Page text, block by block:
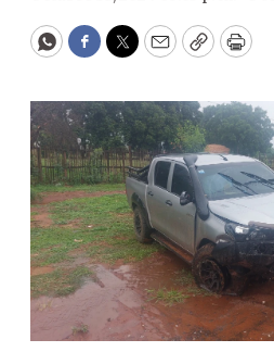
WhatsApp
Facebook
Twitter
EmailCopyPrint